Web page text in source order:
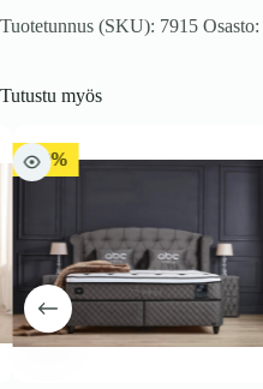
Tuotetunnus (SKU): 7915 Osasto:
Tutustu myös
-10%